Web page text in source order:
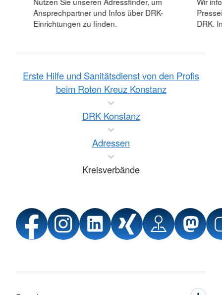
Ansprechpartner und Infos über DRK-
Einrichtungen zu finden.
DRK.
Erste Hilfe und Sanitätsdienst von den Profis
beim Roten Kreuz Konstanz
DRK Konstanz
Adressen
Kreisverbände